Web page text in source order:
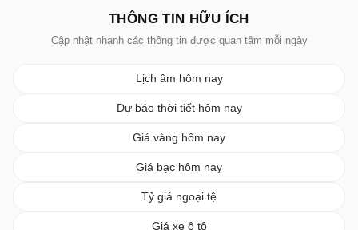
THÔNG TIN HỮU ÍCH
Cập nhật nhanh các thông tin được quan tâm mỗi ngày
Lịch âm hôm nay
Dự báo thời tiết hôm nay
Giá vàng hôm nay
Giá bạc hôm nay
Tỷ giá ngoại tệ
Giá xe ô tô